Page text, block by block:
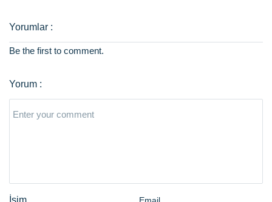
Be the first to comment.
Email